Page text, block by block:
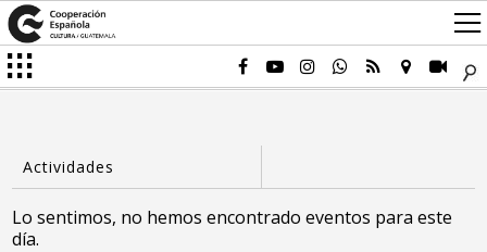
Lo sentimos, no hemos encontrado eventos para este
día.